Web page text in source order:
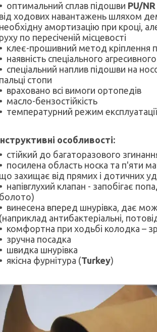
оптимальний сплав підошви PU/NR
ходових навантажень шляхом
амортизацію при кроці,
по пересіченій місцевості
клеє-прошивний метод кріплення
наявність спеціального
спеціальний наплив підошви на
стопи
враховано всі вимоги ортопедів
масло-бензостійкість
температурний режим
особливості:
стійкий до багаторазового
посилена область носка та п'яти
захищає від прямих і дотичних
напівглухий клапан - запобігає
винесена вперед шнурівка, дає
антибактеріальні,
комфортна при ходьбі колодка –
зручна посадка
швидка шнурівка
якісна фурнітура (Turkey)